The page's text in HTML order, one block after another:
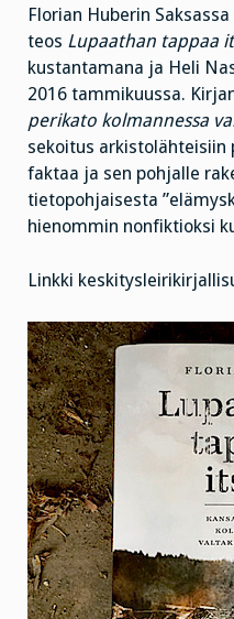
Florian Huberin
teos Lupaathan tappaa
kustantamana ja Heli
2016 tammikuussa.
perikato kolmannessa
sekoitus
faktaa ja sen pohjalle
tietopohjaisesta
hienommin nonfiktioksi
Linkki